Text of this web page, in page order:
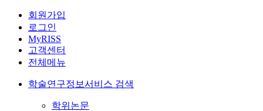
회원가입
로그인
MyRISS
고객센터
전체메뉴
학술연구정보서비스 검색
학위논문